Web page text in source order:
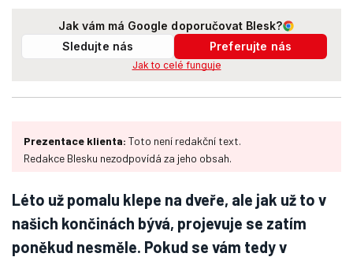
Jak vám má Google doporučovat Blesk?
Sledujte nás
Preferujte nás
Jak to celé funguje
Prezentace klienta: Toto není redakční text.
Redakce Blesku nezodpovídá za jeho obsah.
Léto už pomalu klepe na dveře, ale jak už to v
našich končinách bývá, projevuje se zatím
poněkud nesměle. Pokud se vám tedy v